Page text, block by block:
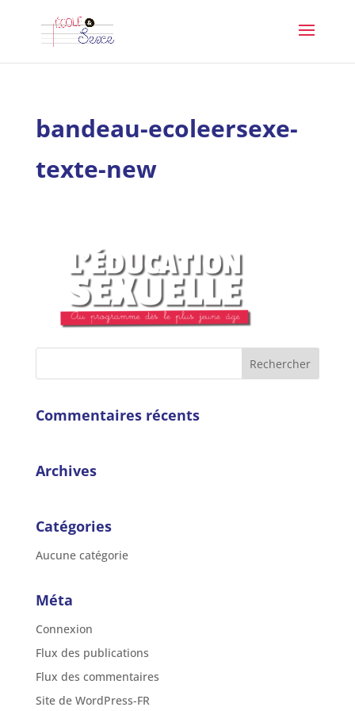
bandeau-ecoleersexe-
texte-new
Commentaires récents
Archives
Catégories
Aucune catégorie
Méta
Connexion
Flux des publications
Flux des commentaires
Site de WordPress-FR